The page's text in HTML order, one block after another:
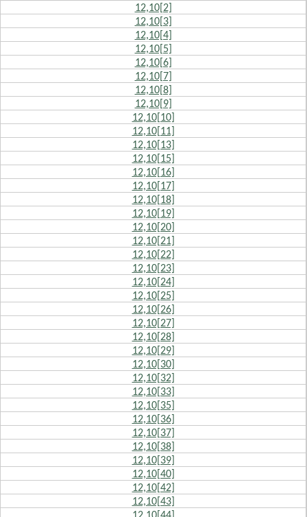
12,10[2]
12,10[3]
12,10[4]
12,10[5]
12,10[6]
12,10[7]
12,10[8]
12,10[9]
12,10[10]
12,10[11]
12,10[13]
12,10[15]
12,10[16]
12,10[17]
12,10[18]
12,10[19]
12,10[20]
12,10[21]
12,10[22]
12,10[23]
12,10[24]
12,10[25]
12,10[26]
12,10[27]
12,10[28]
12,10[29]
12,10[30]
12,10[32]
12,10[33]
12,10[35]
12,10[36]
12,10[37]
12,10[38]
12,10[39]
12,10[40]
12,10[42]
12,10[43]